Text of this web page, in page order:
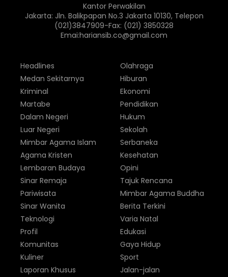
Kantor Perwakilan
Jakarta: Jln. Balikpapan No.3 Jakarta 10130, Telepon
(021)3847909-Fax: (021) 3850328
Emai:hariansib.co@gmail.com
Headlines
Medan Sekitarnya
Kriminal
Martabe
Dalam Negeri
Luar Negeri
Olahraga
Hiburan
Ekonomi
Pendidikan
Hukum
Sekolah
Mimbar Agama Islam
Agama Kristen
Lembaran Budaya
Sinar Remaja
Pariwisata
Sinar Wanita
Serbaneka
Kesehatan
Opini
Tajuk Rencana
Mimbar Agama Buddha
Berita Terkini
Teknologi
Profil
Komunitas
Kuliner
Laporan Khusus
Varia Natal
Edukasi
Gaya Hidup
Sport
Jalan-jalan